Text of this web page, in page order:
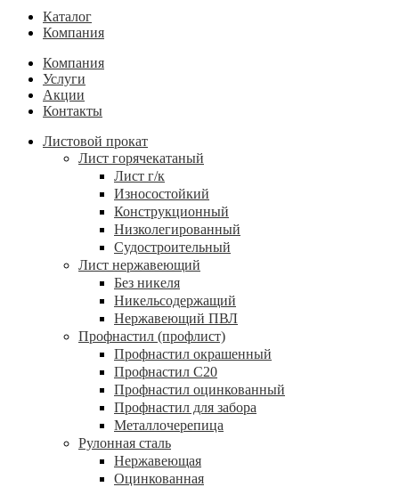
Каталог
Компания
Компания
Услуги
Акции
Контакты
Листовой прокат
Лист горячекатаный
Лист г/к
Износостойкий
Конструкционный
Низколегированный
Судостроительный
Лист нержавеющий
Без никеля
Никельсодержащий
Нержавеющий ПВЛ
Профнастил (профлист)
Профнастил окрашенный
Профнастил С20
Профнастил оцинкованный
Профнастил для забора
Металлочерепица
Рулонная сталь
Нержавеющая
Оцинкованная